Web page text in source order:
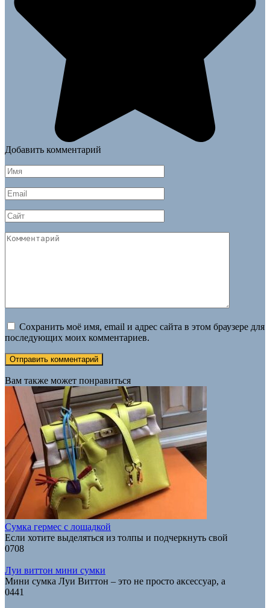
Добавить комментарий
Имя
*
Email
*
Сайт
Комментарий
Сохранить моё имя, email и адрес сайта в этом браузере для
последующих моих комментариев.
Вам также может понравиться
Сумка гермес с лошадкой
Если хотите выделяться из толпы и подчеркнуть свой
0708
Луи виттон мини сумки
Мини сумка Луи Виттон – это не просто аксессуар, а
0441